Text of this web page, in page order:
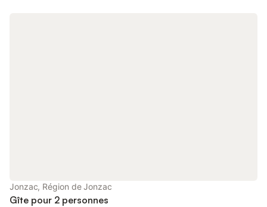
Jonzac, Région de Jonzac
Gîte pour 2 personnes